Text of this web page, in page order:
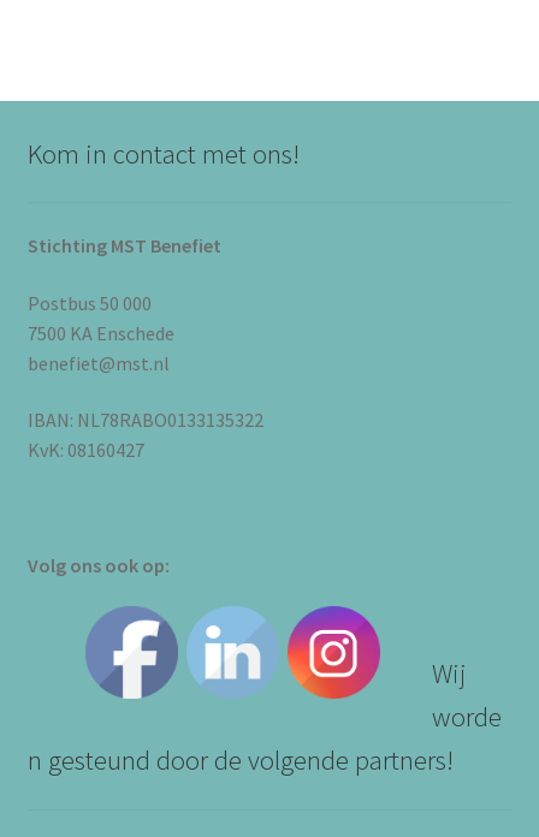
Kom in contact met ons!
Stichting MST Benefiet
Postbus 50 000
7500 KA Enschede
benefiet@mst.nl
IBAN: NL78RABO0133135322
KvK: 08160427
Volg ons ook op:
Wij
worde
n gesteund door de volgende partners!